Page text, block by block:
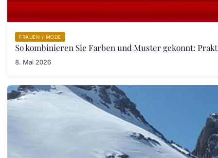
FRAUEN / MODE
So kombinieren Sie Farben und Muster gekonnt:
8. Mai 2026